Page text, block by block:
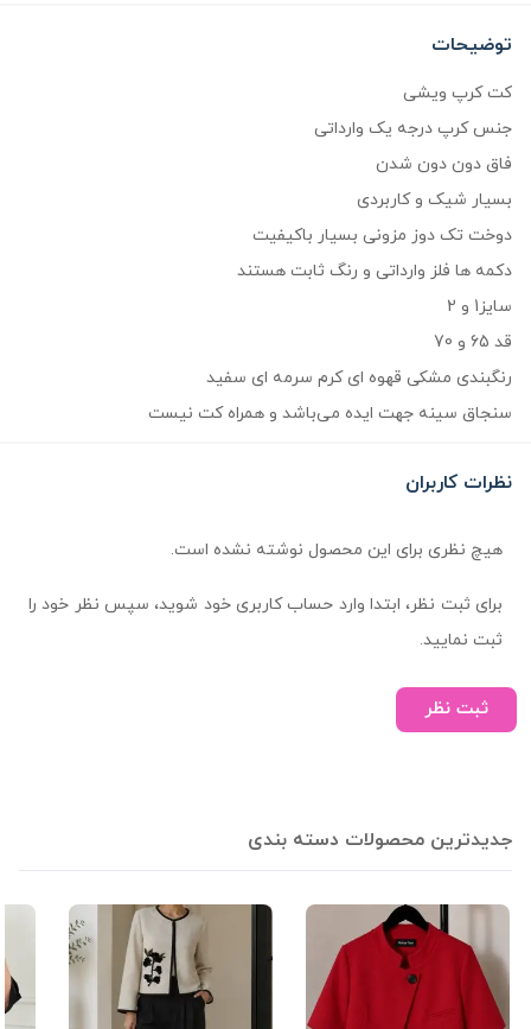
توضیحات
کت کرپ ویشی
جنس کرپ درجه یک وارداتی
فاق دون دون شدن
بسیار شیک و کاربردی
دوخت تک دوز مزونی بسیار باکیفیت
دکمه ها فلز وارداتی و رنگ ثابت هستند
سایز1 و 2
قد 65 و 70
رنگبندی مشکی قهوه ای کرم سرمه ای سفید
سنجاق سینه جهت ایده می‌باشد و همراه کت نیست
نظرات کاربران
هیچ نظری برای این محصول نوشته نشده است.
برای ثبت نظر، ابتدا وارد حساب کاربری خود شوید، سپس نظر خود را
ثبت نمایید.
ثبت نظر
جدیدترین محصولات دسته بندی